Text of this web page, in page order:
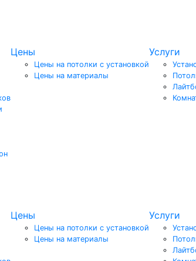
Цены
Цены на потолки с установкой
Цены на материалы
Услуги
Цены
Цены на потолки с установкой
Цены на материалы
Услуги